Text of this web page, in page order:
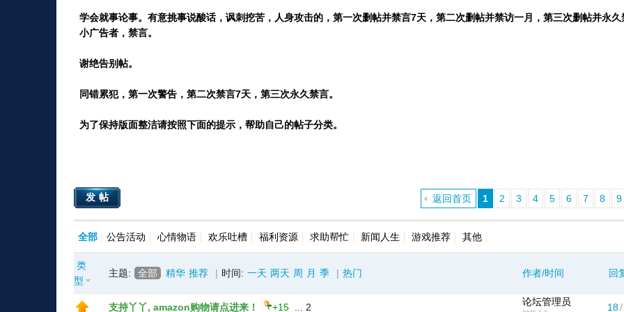
学会就事论事。有意挑事说酸话，讽刺挖苦，人身攻击的，第一次删帖并禁言7天，第二次删帖并禁访一月，第三次删帖并永
小广告者，禁言。
谢绝告别帖。
同错累犯，第一次警告，第二次禁言7天，第三次永久禁言。
为了保持版面整洁请按照下面的提示，帮助自己的帖子分类。
1 2 3 4 5 6 7 8 9
返回首页
发帖
全部 公告活动 心情物语 欢乐吐槽 福利资源 求助帮忙 新闻人生 游戏推荐 其他
类
型
主题: 全部 精华 推荐 | 时间: 一天 两天 周 月 季 | 热门 作者/时间 回
支持丫丫, amazon购物请点进来！ +15 2 论坛管理员 18/